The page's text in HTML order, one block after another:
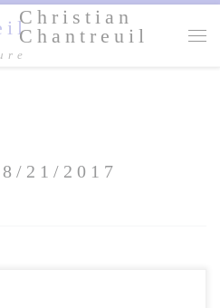
Christian
Chantreuil
21/2017